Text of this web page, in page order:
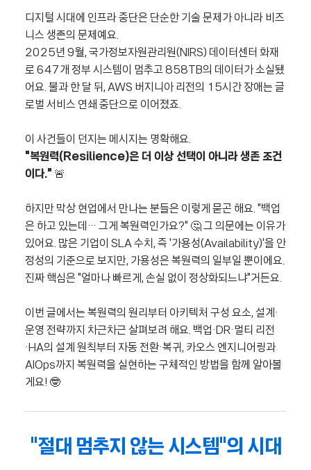
디지털 시대에 인프라 중단은 단순한 기술 문제가 아니라 비즈
니스 생존의 문제예요.
2025년 9월, 국가정보자원관리원(NIRS) 데이터센터 화재
로 647개 정부 시스템이 멈추고 858TB의 데이터가 소실됐
어요. 불과 한 달 뒤, AWS 버지니아 리전의 15시간 장애는 글
로벌 서비스 연쇄 중단으로 이어졌죠.
이 사건들이 던지는 메시지는 명확해요.
"복원력(Resilience)은 더 이상 선택이 아니라 생존 조건
이다." 🚨
하지만 막상 현업에서 만나는 분들은 이렇게 묻곤 해요. "백업
은 하고 있는데… 그게 복원력인가요?" 🤔그 의문에는 이유가
있어요. 많은 기업이 SLA 수치, 즉 '가용성(Availability)'을 안
정성의 기준으로 보지만, 가용성은 복원력의 일부일 뿐이에요.
진짜 핵심은 "얼마나 빠르게, 손실 없이 정상화되느냐"거든요.
이번 글에서는 복원력의 원리부터 아키텍처 구성 요소, 설계·
운영 전략까지 차근차근 살펴보려 해요. 백업·DR·멀티 리전
·HA의 설계 원칙부터 자동 전환·복귀, 카오스 엔지니어링과
AIOps까지 복원력을 실현하는 구체적인 방법을 함께 알아볼
게요! 🤓
"절대 멈추지 않는 시스템"의 시대